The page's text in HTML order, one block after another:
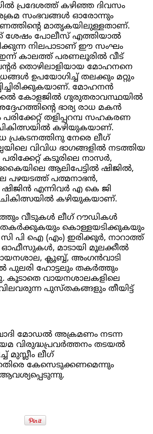
പ്രദേശത്ത് കഴിഞ്ഞ ദിവസം
സംഭവങ്ങൾ ഓരോന്നും
മാതൃകയിലുള്ളതാണ്.
പോലീസ് എത്തിയാൽ
നിലപാടാണ് ഈ സംഘം
ഇന്ന് കാലത്ത് പരണലൂരിൽ വീട്
തൊഴിലാളിയായ മോഹനനെ
ഉപയോഗിച്ച് തലക്കും മറ്റും
മോഹനൻ
കോളജിൽ ഗുരുതരാവസ്ഥയിൽ
ഭാര്യ രാധ മകൻ
തളിപ്പറമ്പ സഹകരണ
കഴിയുകയാണ്.
പ്രകടനത്തിനു നേരെ ലീഗ്
വിവിധ ഭാഗങ്ങളിൽ നടത്തിയ
കടൂരിലെ നാസർ,
ആലിപേട്ടിൽ ഷിജിൽ,
പഴയടത്ത് പത്മനാഭൻ,
എന്നിവർ എ കെ ജി
കഴിയുകയാണ്.
വീടുകൾ ലീഗ് റൗഡികൾ
കൊള്ളയടിക്കുകയും
സി പി ഐ (എം) ഇരിക്കൂർ, നാറാത്ത്
ഓഫീസുകൾ, മാടായി മൂലക്കീൽ
, ക്ലൂബ്ബ്, അംഗൻവാടി
പുലരി ഹോട്ടലും തകർത്തും
കൂടാതെ വായനശാലകളിലെ
പുസ്തകങ്ങളും തീയിട്ട്
മോഡൽ അക്രമണം നടന്ന
വിരുദ്ധപ്രവർത്തനം തടയൽ
മുസ്ലീം ലീഗ്
കേസെടുക്കണമെന്നും